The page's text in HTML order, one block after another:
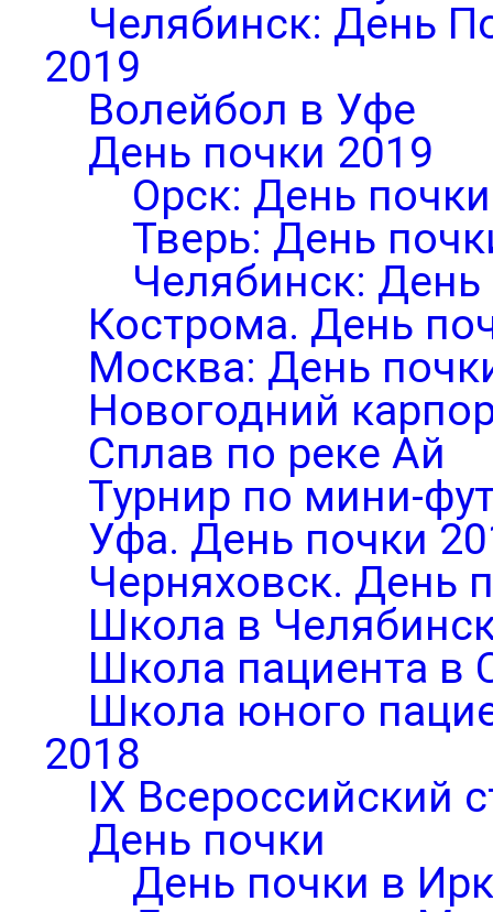
Челябинск: День
2019
Волейбол в Уфе
День почки 2019
Орск: День почки
Тверь: День
Челябинск:
Кострома. День
Москва: День
Новогодний
Сплав по реке Ай
Турнир по мини-
Уфа. День почки
Черняховск. День
Школа в
Школа пациента в
Школа юного
2018
IX Всероссийский
День почки
День почки в